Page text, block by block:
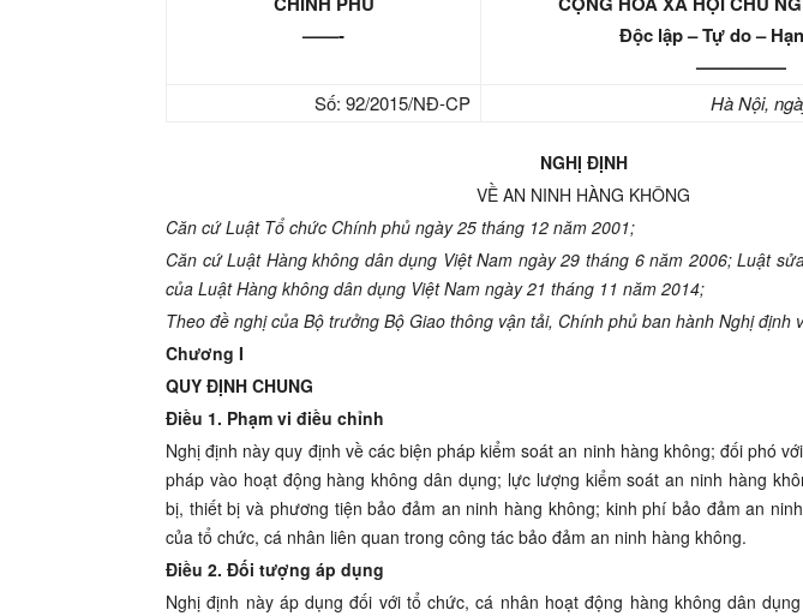
——-
Độc lập – Tự do –
—————
Số: 92/2015/NĐ-CP Hà Nội,
NGHỊ ĐỊNH
VỀ AN NINH HÀNG KHÔNG
Căn cứ LuậtTổ chức Chính phủ ngày 25 tháng 12 năm 2001;
Căn cứ LuậtHàng không dân dụng Việt Nam ngày 29 tháng 6 năm 2006; Luật
của LuậtHàng không dân dụng Việt Nam ngày 21 tháng 11 năm 2014;
Theo đề nghị của Bộ trưởng Bộ Giao thông vận tải, Chính phủ ban hành Nghị định
Chương I
QUY ĐỊNH CHUNG
Điều 1. Phạm vi điều chỉnh
Nghị định này quy định về các biện pháp kiểm soát an ninh hàng không; đối phó
pháp vào hoạt động hàng không dân dụng; lực lượng kiểm soát an ninh hàng
bị, thiết bị và phương tiện bảo đảm an ninh hàng không; kinh phí bảo đảm an
của tổ chức, cá nhân liên quan trong công tác bảo đảm an ninh hàng không.
Điều 2. Đối tượng áp dụng
Nghị định này áp dụng đối với tổ chức, cá nhân hoạt động hàng không dân